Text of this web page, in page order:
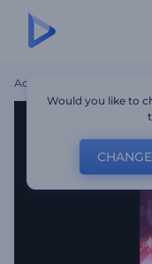
Accueil
Would you like to
CHANGE